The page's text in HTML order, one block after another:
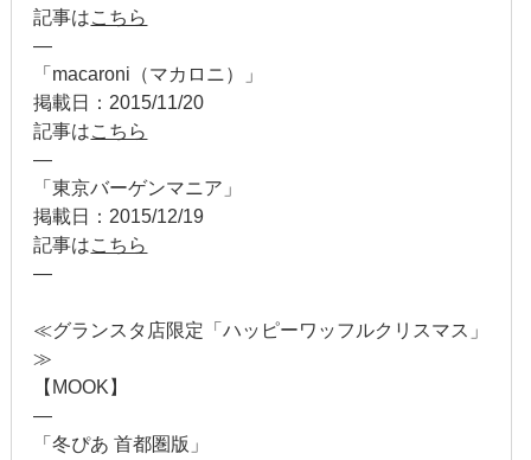
2013年3月
2012年10月
記事はこちら
—
「macaroni（マカロニ）」
掲載日：2015/11/20
記事はこちら
—
「東京バーゲンマニア」
掲載日：2015/12/19
記事はこちら
—
≪グランスタ店限定「ハッピーワッフルクリスマス」
≫
【MOOK】
—
「冬ぴあ 首都圏版」